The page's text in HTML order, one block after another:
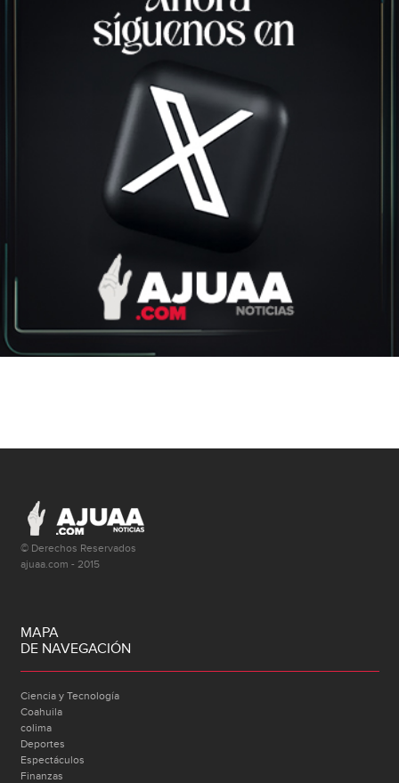
© Derechos Reservados
ajuaa.com - 2015
MAPA
DE NAVEGACIÓN
Ciencia y Tecnología
Coahuila
colima
Deportes
Espectáculos
Finanzas